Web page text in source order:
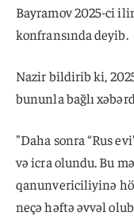
Bayramov 2025-ci
konfransında deyib.
Nazir bildirib ki,
bununla bağlı
"Daha sonra “Rus
və icra olundu. Bu
qanunvericiliyinə
neçə həftə əvvəl